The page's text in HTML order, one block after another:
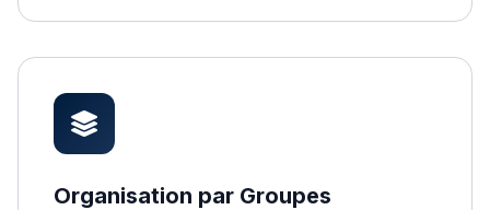
Organisation par Groupes